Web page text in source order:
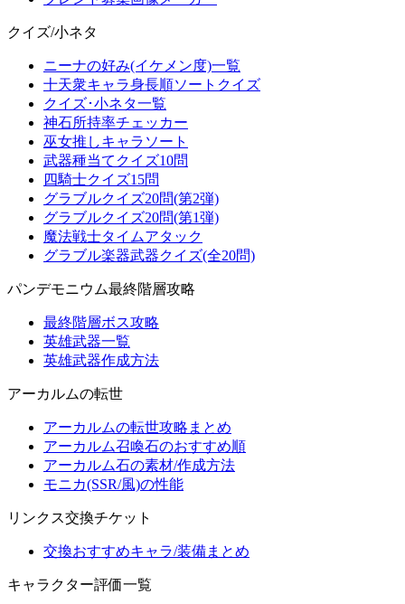
クイズ/小ネタ
ニーナの好み(イケメン度)一覧
十天衆キャラ身長順ソートクイズ
クイズ･小ネタ一覧
神石所持率チェッカー
巫女推しキャラソート
武器種当てクイズ10問
四騎士クイズ15問
グラブルクイズ20問(第2弾)
グラブルクイズ20問(第1弾)
魔法戦士タイムアタック
グラブル楽器武器クイズ(全20問)
パンデモニウム最終階層攻略
最終階層ボス攻略
英雄武器一覧
英雄武器作成方法
アーカルムの転世
アーカルムの転世攻略まとめ
アーカルム召喚石のおすすめ順
アーカルム石の素材/作成方法
モニカ(SSR/風)の性能
リンクス交換チケット
交換おすすめキャラ/装備まとめ
キャラクター評価一覧